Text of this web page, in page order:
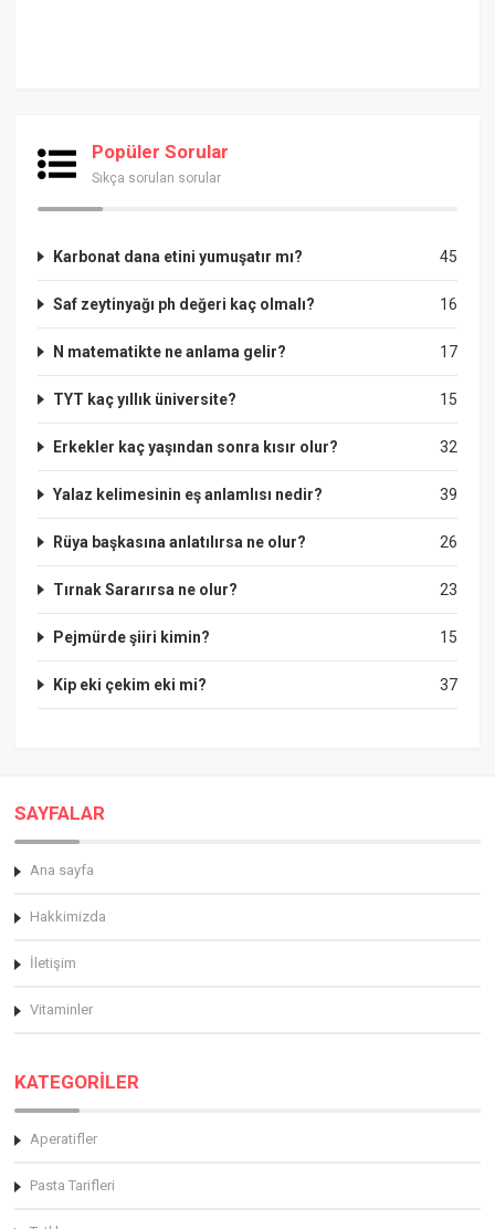
Popüler Sorular
Sıkça sorulan sorular
45
Karbonat dana etini yumuşatır mı?
16
Saf zeytinyağı ph değeri kaç olmalı?
17
N matematikte ne anlama gelir?
15
TYT kaç yıllık üniversite?
32
Erkekler kaç yaşından sonra kısır olur?
39
Yalaz kelimesinin eş anlamlısı nedir?
26
Rüya başkasına anlatılırsa ne olur?
23
Tırnak Sararırsa ne olur?
15
Pejmürde şiiri kimin?
37
Kip eki çekim eki mi?
SAYFALAR
Ana sayfa
Hakkimizda
İletişim
Vitaminler
KATEGORİLER
Aperatifler
Pasta Tarifleri